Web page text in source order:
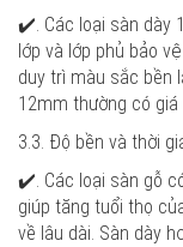
✔️. Các loại sàn dày
lớp và lớp phủ bảo
duy trì màu sắc bền
12mm thường có giá
3.3. Độ bền và thời
✔️. Các loại sàn gỗ
giúp tăng tuổi thọ
về lâu dài. Sàn dày